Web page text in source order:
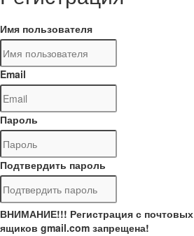
Имя пользователя
Email
Пароль
Подтвердить пароль
ВНИМАНИЕ!!! Регистрация с почтовых
ящиков gmail.com запрещена!